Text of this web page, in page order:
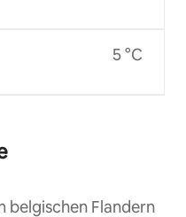
5 °C
belgischen Flandern